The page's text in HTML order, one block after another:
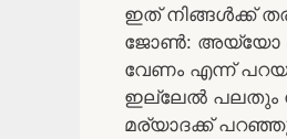
ഇത് നിങ്ങൾക്ക്
ജോൺ: അയ്യോ
വേണം എന്ന്
ഇല്ലേൽ പലതും
മര്യാദക്ക് പറഞ്ഞു